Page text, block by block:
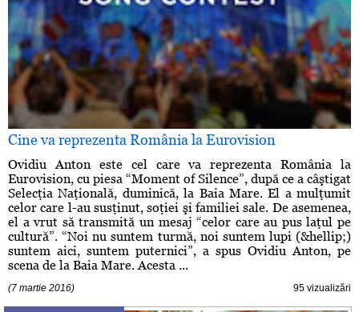
Cine va reprezenta România la Eurovision
Ovidiu Anton este cel care va reprezenta România la
Eurovision, cu piesa “Moment of Silence”, după ce a câştigat
Selecţia Naţională, duminică, la Baia Mare. El a mulţumit
celor care l-au susţinut, soţiei şi familiei sale. De asemenea,
el a vrut să transmită un mesaj “celor care au pus laţul pe
cultură”. “Noi nu suntem turmă, noi suntem lupi (&hellip;)
suntem aici, suntem puternici”, a spus Ovidiu Anton, pe
scena de la Baia Mare. Acesta ...
(7 martie 2016) 95 vizualizări